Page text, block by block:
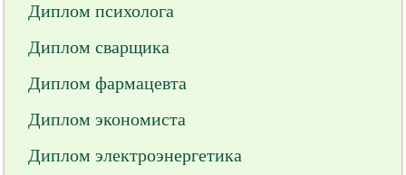
Диплом психолога
Диплом сварщика
Диплом фармацевта
Диплом экономиста
Диплом электроэнергетика